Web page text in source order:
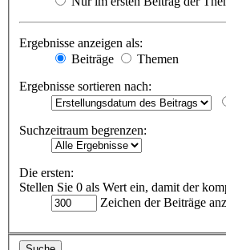
Ergebnisse anzeigen als:
Beiträge
Themen
Ergebnisse sortieren nach:
Suchzeitraum begrenzen:
Die ersten:
Stellen Sie 0 als Wert ein, damit der
Zeichen der Beiträge